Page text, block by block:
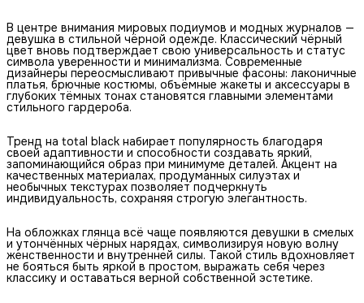
В центре внимания мировых подиумов и модных журналов —
девушка в стильной чёрной одежде. Классический чёрный
цвет вновь подтверждает свою универсальность и статус
символа уверенности и минимализма. Современные
дизайнеры переосмысливают привычные фасоны: лаконичные
платья, брючные костюмы, объёмные жакеты и аксессуары в
глубоких тёмных тонах становятся главными элементами
стильного гардероба.
Тренд на total black набирает популярность благодаря
своей адаптивности и способности создавать яркий,
запоминающийся образ при минимуме деталей. Акцент на
качественных материалах, продуманных силуэтах и
необычных текстурах позволяет подчеркнуть
индивидуальность, сохраняя строгую элегантность.
На обложках глянца всё чаще появляются девушки в смелых
и утончённых чёрных нарядах, символизируя новую волну
женственности и внутренней силы. Такой стиль вдохновляет
не бояться быть яркой в простом, выражать себя через
классику и оставаться верной собственной эстетике.